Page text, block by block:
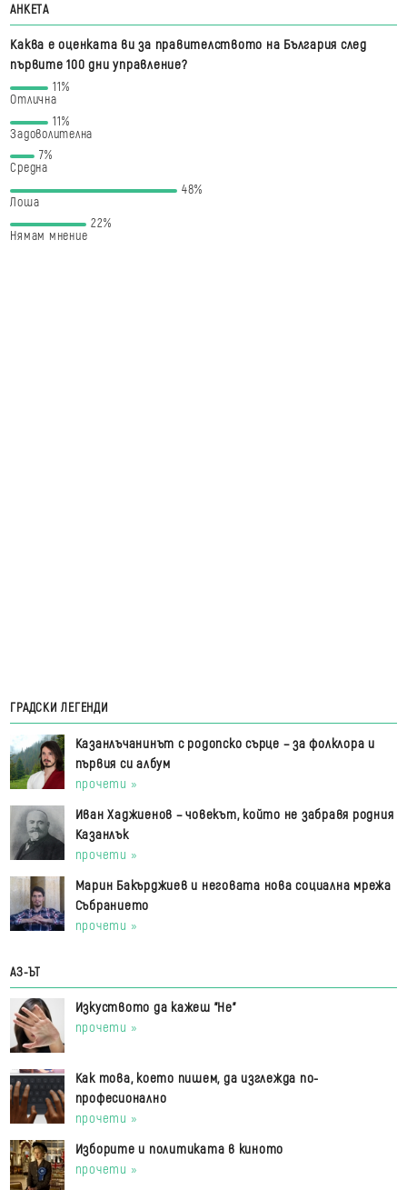
АНКЕТА
Каква е оценката ви за правителството на България след
първите 100 дни управление?
11%
Отлична
11%
Задоволителна
7%
Средна
48%
Лоша
22%
Нямам мнение
ГРАДСКИ ЛЕГЕНДИ
Казанлъчанинът с родопско сърце – за фолклора и
първия си албум
прочети »
Иван Хаджиенов – човекът, който не забравя родния
Казанлък
прочети »
Марин Бакърджиев и неговата нова социална мрежа
Събранието
прочети »
АЗ-ЪТ
Изкуството да кажеш "Не"
прочети »
Как това, което пишем, да изглежда по-
професионално
прочети »
Изборите и политиката в киното
прочети »